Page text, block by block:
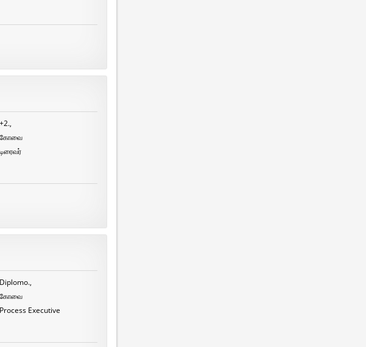
+2.,
கோவை
டிரைவர்
Diplomo.,
கோவை
Process Executive